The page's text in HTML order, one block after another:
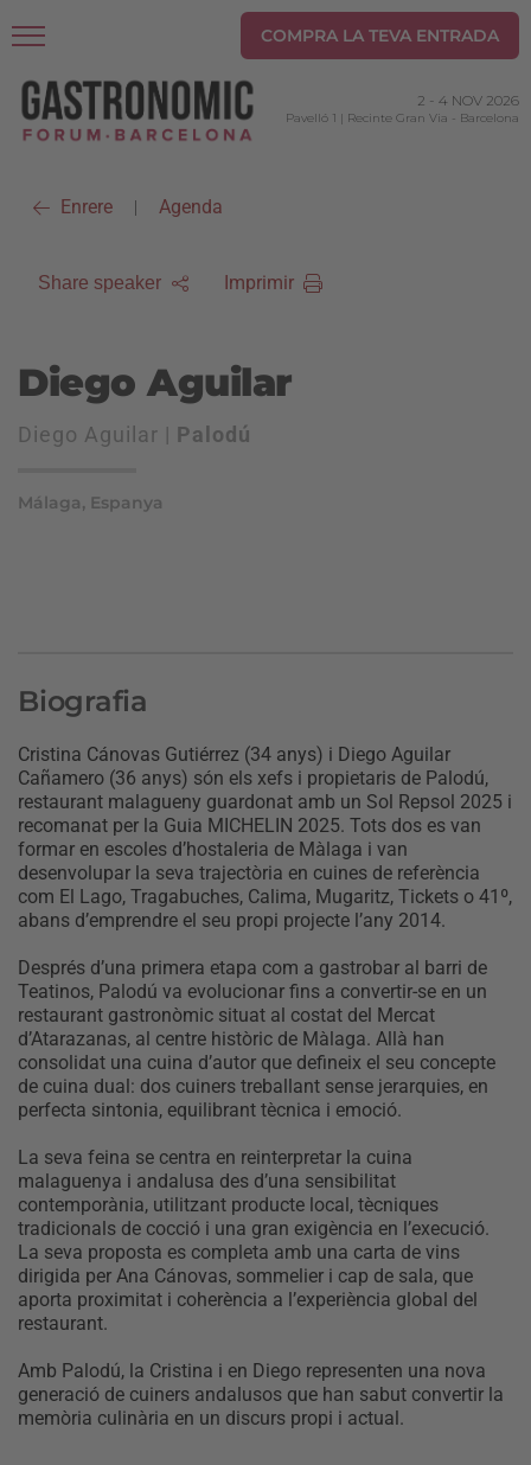
COMPRA LA TEVA ENTRADA
2 - 4 NOV 2026
Pavelló 1 | Recinte Gran Via - Barcelona
Enrere | Agenda
Share speaker Imprimir
Diego Aguilar
Diego Aguilar | Palodú
Málaga, Espanya
Biografia
Cristina Cánovas Gutiérrez (34 anys) i Diego Aguilar
Cañamero (36 anys) són els xefs i propietaris de Palodú,
restaurant malagueny guardonat amb un Sol Repsol 2025 i
recomanat per la Guia MICHELIN 2025. Tots dos es van
formar en escoles d’hostaleria de Màlaga i van
desenvolupar la seva trajectòria en cuines de referència
com El Lago, Tragabuches, Calima, Mugaritz, Tickets o 41º,
abans d’emprendre el seu propi projecte l’any 2014.
Després d’una primera etapa com a gastrobar al barri de
Teatinos, Palodú va evolucionar fins a convertir-se en un
restaurant gastronòmic situat al costat del Mercat
d’Atarazanas, al centre històric de Màlaga. Allà han
consolidat una cuina d’autor que defineix el seu concepte
de cuina dual: dos cuiners treballant sense jerarquies, en
perfecta sintonia, equilibrant tècnica i emoció.
La seva feina se centra en reinterpretar la cuina
malaguenya i andalusa des d’una sensibilitat
contemporània, utilitzant producte local, tècniques
tradicionals de cocció i una gran exigència en l’execució.
La seva proposta es completa amb una carta de vins
dirigida per Ana Cánovas, sommelier i cap de sala, que
aporta proximitat i coherència a l’experiència global del
restaurant.
Amb Palodú, la Cristina i en Diego representen una nova
generació de cuiners andalusos que han sabut convertir la
memòria culinària en un discurs propi i actual.